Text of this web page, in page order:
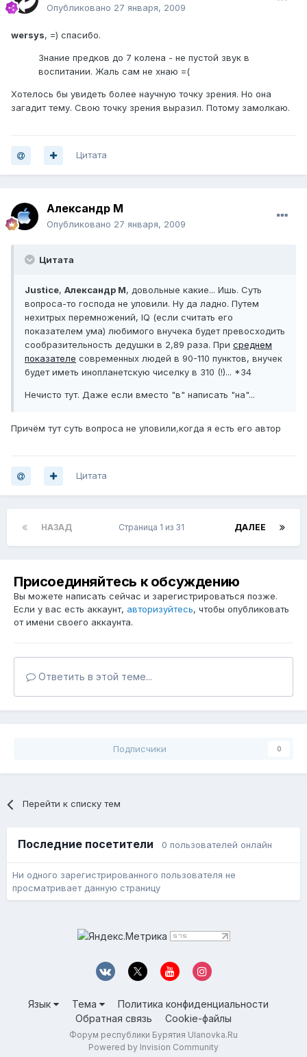
Опубликовано 27 января, 2009
wersys, =) спасибо.
Знание предков до 7 колена - не пустой звук в
воспитании. Жаль сам не хнаю =(
Хотелось бы увидеть более научную точку зрения. Но она
загадит тему. Свою точку зрения выразил. Потому замолкаю.
Цитата
Александр М
Опубликовано 27 января, 2009
Цитата
Justice, Александр М, довольные какие... Ишь. Суть
вопроса-то господа не уловили. Ну да ладно. Путем
нехитрых перемножений, IQ (если считать его
показателем ума) любимого внучека будет превосходить
сообразительность дедушки в 2,89 раза. При среднем
показателе современных людей в 90-110 пунктов, внучек
будет иметь инопланетскую чиселку в 310 (!)... *34
Нечисто тут. Даже если вместо "в" написать "на"...
Причём тут суть вопроса не уловили,когда я есть его автор
Цитата
НАЗАД ДАЛЕЕ
Страница 1 из 31
Присоединяйтесь к обсуждению
Вы можете написать сейчас и зарегистрироваться позже.
Если у вас есть аккаунт, авторизуйтесь, чтобы опубликовать
от имени своего аккаунта.
Ответить в этой теме...
Подписчики 0
Перейти к списку тем
Последние посетители 0 пользователей онлайн
Ни одного зарегистрированного пользователя не
просматривает данную страницу
Язык Тема
Политика конфиденциальности
Обратная связь
Cookie-файлы
Форум республики Бурятия Ulanovka.Ru
Powered by Invision Community